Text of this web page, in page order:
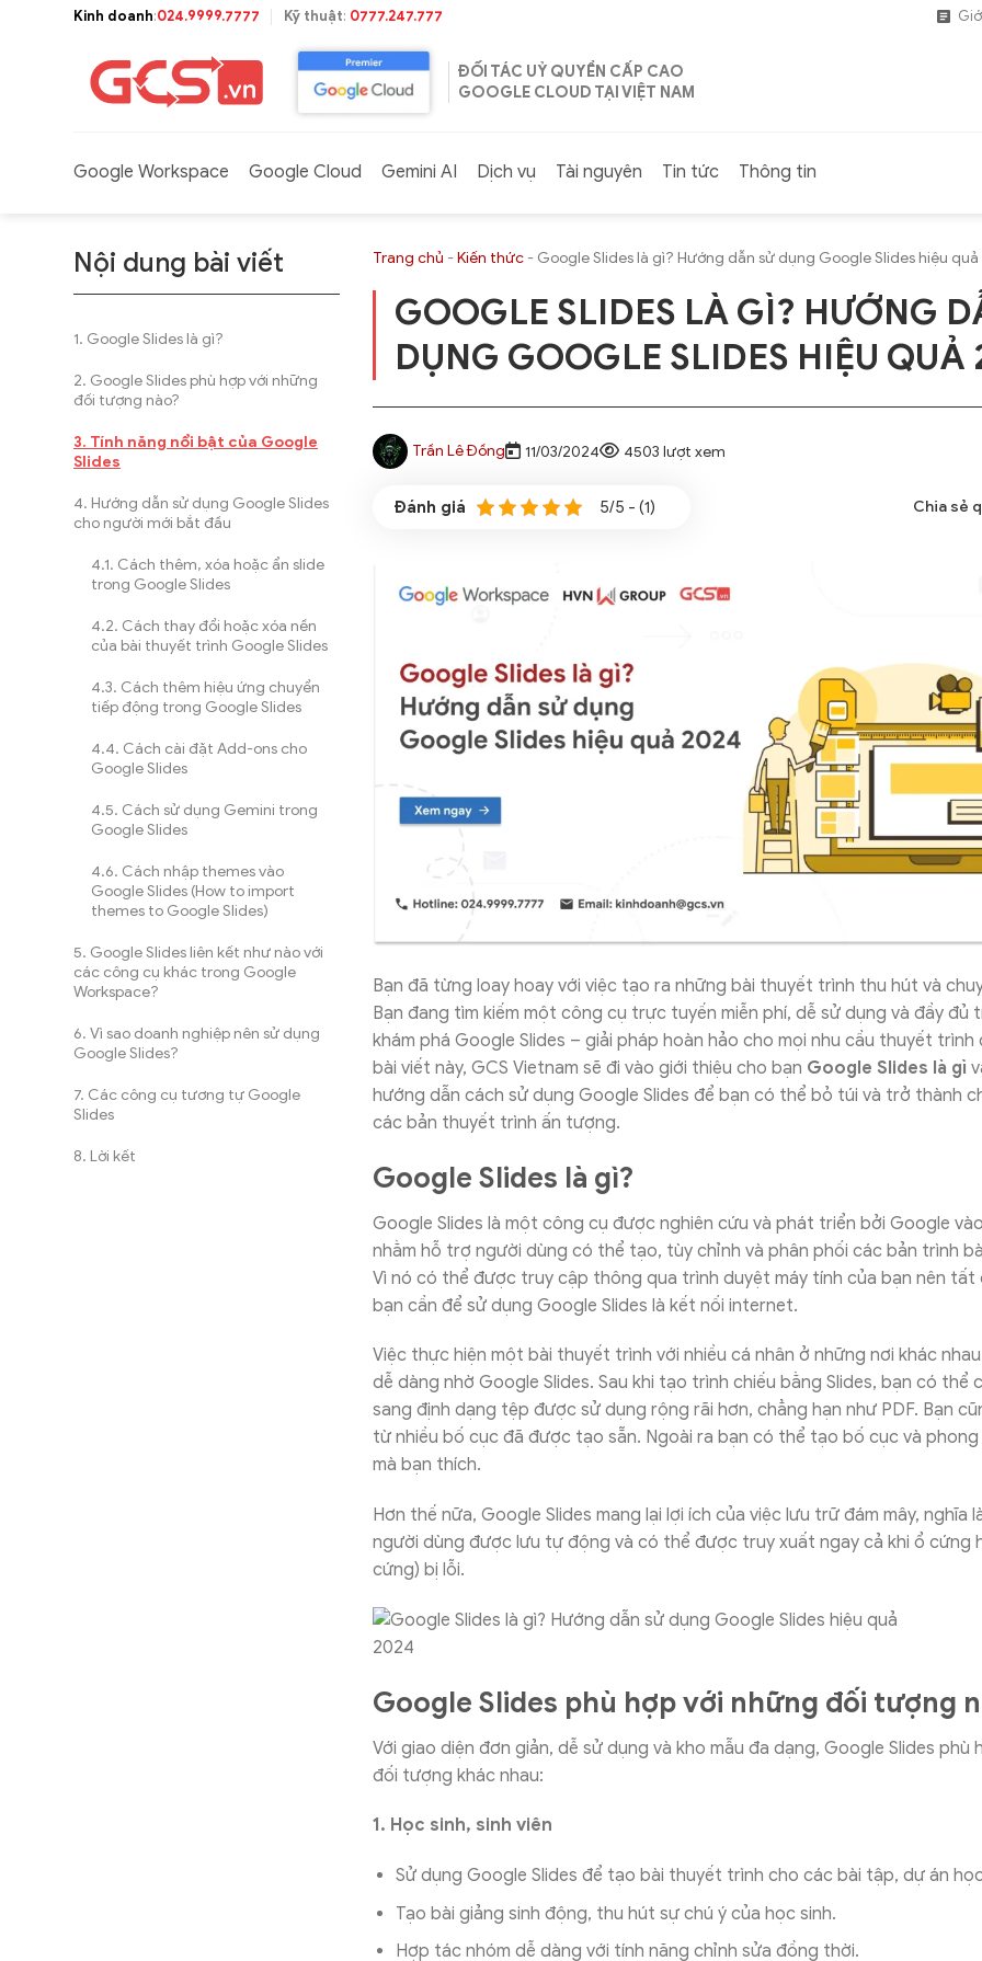
Kinh doanh:024.9999.7777 Kỹ thuật: 0777.247.777
ĐỐI TÁC UỶ QUYỀN CẤP CAO
GOOGLE CLOUD TẠI VIỆT NAM
Google Workspace Google Cloud Gemini AI Dịch vụ Tài nguyên Tin tức Thông tin
Nội dung bài viết
Google Slides là gì?
Google Slides phù hợp với những
đối tượng nào?
Tính năng nổi bật của Google
Slides
Hướng dẫn sử dụng Google Slides
cho người mới bắt đầu
Cách thêm, xóa hoặc ẩn slide
trong Google Slides
Cách thay đổi hoặc xóa nền
của bài thuyết trình Google Slides
Cách thêm hiệu ứng chuyển
tiếp động trong Google Slides
Cách cài đặt Add-ons cho
Google Slides
Cách sử dụng Gemini trong
Google Slides
Cách nhập themes vào
Google Slides (How to import
themes to Google Slides)
Google Slides liên kết như nào với
các công cụ khác trong Google
Workspace?
Vì sao doanh nghiệp nên sử dụng
Google Slides?
Các công cụ tương tự Google
Slides
Lời kết
Trang chủ -Kiến thức- Google Slides là gì? Hướng dẫn sử dụng Google Slides hiệu
GOOGLE SLIDES LÀ GÌ? HƯỚNG
DỤNG GOOGLE SLIDES HIỆU
Trần Lê Đồng 11/03/2024 4503 lượt xem
5/5 - (1) Chia sẻ
Bạn đã từng loay hoay với việc tạo ra những bài thuyết trình thu hút và
Bạn đang tìm kiếm một công cụ trực tuyến miễn phí, dễ sử dụng và đầy đủ
khám phá Google Slides – giải pháp hoàn hảo cho mọi nhu cầu thuyết trình
bài viết này, GCS Vietnam sẽ đi vào giới thiệu cho bạn Google Slides là gì
hướng dẫn cách sử dụng Google Slides để bạn có thể bỏ túi và trở thành
các bản thuyết trình ấn tượng.
Google Slides là gì?
Google Slides là một công cụ được nghiên cứu và phát triển bởi Google
nhằm hỗ trợ người dùng có thể tạo, tùy chỉnh và phân phối các bản trình
Vì nó có thể được truy cập thông qua trình duyệt máy tính của bạn nên tất
bạn cần để sử dụng Google Slides là kết nối internet.
Việc thực hiện một bài thuyết trình với nhiều cá nhân ở những nơi khác
dễ dàng nhờ Google Slides. Sau khi tạo trình chiếu bằng Slides, bạn có thể
sang định dạng tệp được sử dụng rộng rãi hơn, chẳng hạn như PDF. Bạn
từ nhiều bố cục đã được tạo sẵn. Ngoài ra bạn có thể tạo bố cục và
mà bạn thích.
Hơn thế nữa, Google Slides mang lại lợi ích của việc lưu trữ đám mây, nghĩa
người dùng được lưu tự động và có thể được truy xuất ngay cả khi ổ cứng
cứng) bị lỗi.
Google Slides phù hợp với những đối tượng
Với giao diện đơn giản, dễ sử dụng và kho mẫu đa dạng, Google Slides phù
đối tượng khác nhau:
1. Học sinh, sinh viên
Sử dụng Google Slides để tạo bài thuyết trình cho các bài tập, dự án
Tạo bài giảng sinh động, thu hút sự chú ý của học sinh.
Hợp tác nhóm dễ dàng với tính năng chỉnh sửa đồng thời.